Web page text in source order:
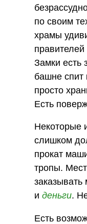
по своим
храмы
правителей
Замки есть
башне спит
просто
Есть
Некоторые
слишком
прокат
тропы.
иденьги.
Есть